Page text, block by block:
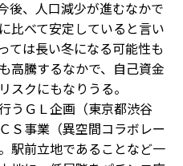
後、人口減少が進むなかで
比べて安定していると言い
ては長い冬になる可能性も
高騰するなかで、自己資金
スクにもなりうる。
うＧＬ企画（東京都渋谷
Ｓ事業（異空間コラボレー
駅前立地であることなど一